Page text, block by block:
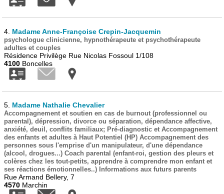
4. Madame Anne-Françoise Crepin-Jacquemin
psychologue clinicienne, hypnothérapeute et psychothérapeute
adultes et couples
Résidence Privilège Rue Nicolas Fossoul 1/108
4100 Boncelles
5. Madame Nathalie Chevalier
Accompagnement et soutien en cas de burnout (professionnel ou
parental), dépression, divorce ou séparation, dépendance affective,
anxiété, deuil, conflits familiaux; Pré-diagnostic et Accompagnement
des enfants et adultes à Haut Potentiel (HP) Accompagnement des
personnes sous l'emprise d'un manipulateur, d'une dépendance
(alcool, drogues...) Coach parental (enfant-roi, gestion des pleurs et
colères chez les tout-petits, apprendre à comprendre mon enfant et
ses réactions émotionnelles..) Informations aux futurs parents
Rue Armand Bellery, 7
4570 Marchin